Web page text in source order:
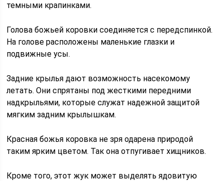
темными крапинками.
Голова божьей коровки соединяется с передспинкой.
На голове расположены маленькие глазки и
подвижные усы.
Задние крылья дают возможность насекомому
летать. Они спрятаны под жесткими передними
надкрыльями, которые служат надежной защитой
мягким задним крылышкам.
Красная божья коровка не зря одарена природой
таким ярким цветом. Так она отпугивает хищников.
Кроме того, этот жук может выделять ядовитую